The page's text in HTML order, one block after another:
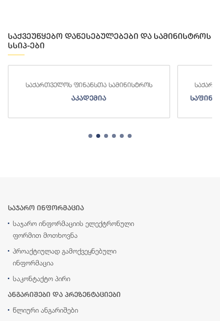
საქვეუწყებო დაწესებულებები და სამინისტროს
სსიპ-ები
საქართველოს ფინანსთა სამინისტროს
აკადემია
საჯარო ინფორმაცია
საჯარო ინფორმაციის ელექტრონული
ფორმით მოთხოვნა
პროაქტიულად გამოქვეყნებული
ინფორმაცია
საკონტაქტო პირი
ანგარიშები და პრეზენტაციები
წლიური ანგარიშები